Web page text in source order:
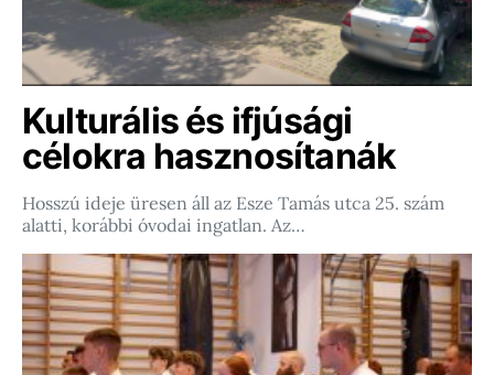
Kulturális és ifjúsági
célokra hasznosítanák
Hosszú ideje üresen áll az Esze Tamás utca 25. szám
alatti, korábbi óvodai ingatlan. Az…